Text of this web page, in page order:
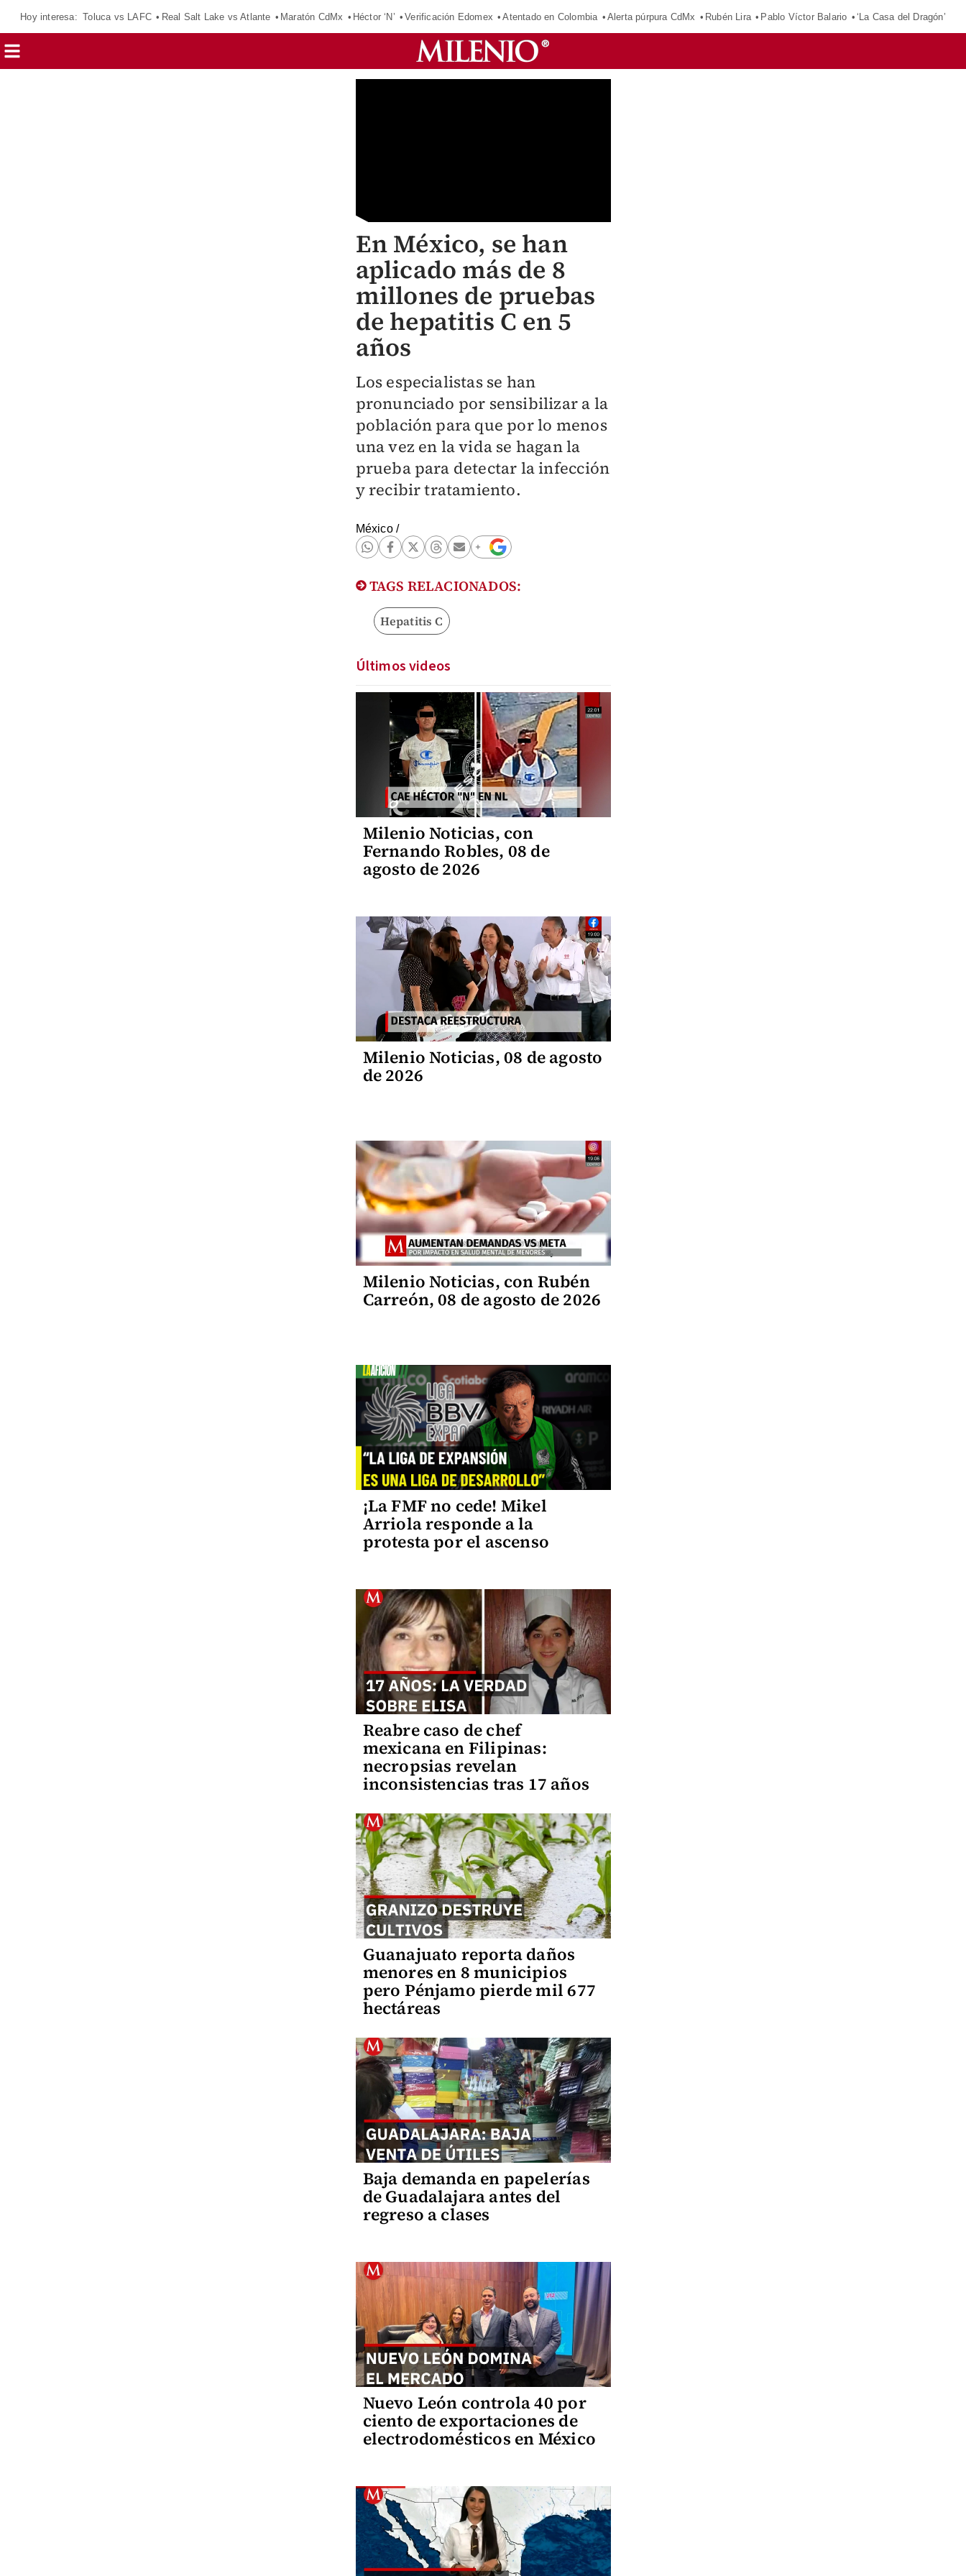
Hoy interesa: Toluca vs LAFC Real Salt Lake vs Atlante Maratón CdMx Héctor ‘N’ Verificación Edomex Atentado en Colombia Alerta púrpura CdMx Rubén Lira Pablo Víctor Balario ‘La Casa del Dragón’
En México, se han
aplicado más de 8
millones de pruebas
de hepatitis C en 5
años
Los especialistas se han
pronunciado por sensibilizar a la
población para que por lo menos
una vez en la vida se hagan la
prueba para detectar la infección
y recibir tratamiento.
México/
TAGS RELACIONADOS:
Hepatitis C
Últimos videos
Milenio Noticias, con
Fernando Robles, 08 de
agosto de 2026
Milenio Noticias, 08 de agosto
de 2026
Milenio Noticias, con Rubén
Carreón, 08 de agosto de 2026
¡La FMF no cede! Mikel
Arriola responde a la
protesta por el ascenso
Reabre caso de chef
mexicana en Filipinas:
necropsias revelan
inconsistencias tras 17 años
Guanajuato reporta daños
menores en 8 municipios
pero Pénjamo pierde mil 677
hectáreas
Baja demanda en papelerías
de Guadalajara antes del
regreso a clases
Nuevo León controla 40 por
ciento de exportaciones de
electrodomésticos en México